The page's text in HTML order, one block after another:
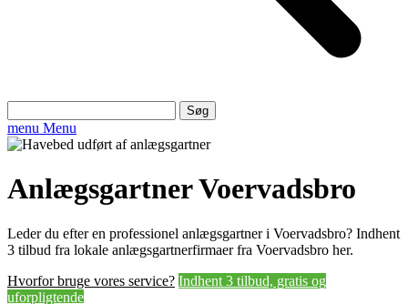
efter:
menu Menu
Anlægsgartner Voervadsbro
Leder du efter en professionel anlægsgartner i Voervadsbro? Indhent
3 tilbud fra lokale anlægsgartnerfirmaer fra Voervadsbro her.
Hvorfor bruge vores service? Indhent 3 tilbud, gratis og
uforpligtende